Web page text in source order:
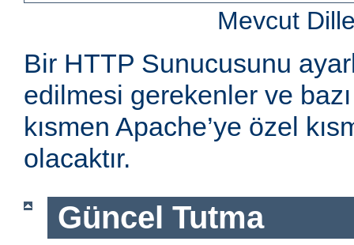
Mevcut
Bir HTTP Sunucusunu
edilmesi gerekenler ve
kısmen Apache’ye özel
olacaktır.
Güncel Tutma